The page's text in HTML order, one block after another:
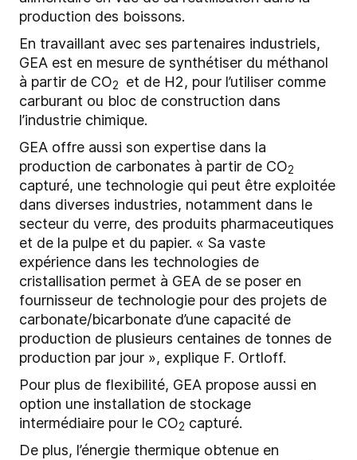
production des boissons.
En travaillant avec ses partenaires industriels,
GEA est en mesure de synthétiser du méthanol
à partir de CO2
et de H2, pour l’utiliser comme
carburant ou bloc de construction dans
l’industrie chimique.
GEA offre aussi son expertise dans la
production de carbonates à partir de CO2
capturé, une technologie qui peut être exploitée
dans diverses industries, notamment dans le
secteur du verre, des produits pharmaceutiques
et de la pulpe et du papier. « Sa vaste
expérience dans les technologies de
cristallisation permet à GEA de se poser en
fournisseur de technologie pour des projets de
carbonate/bicarbonate d’une capacité de
production de plusieurs centaines de tonnes de
production par jour », explique F. Ortloff.
Pour plus de flexibilité, GEA propose aussi en
option une installation de stockage
intermédiaire pour le CO2 capturé.
De plus, l’énergie thermique obtenue en